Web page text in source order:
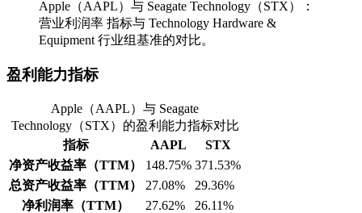
Apple（AAPL）与 Seagate Technology（STX）：
营业利润率 指标与 Technology Hardware &
Equipment 行业组基准的对比。
盈利能力指标
Apple（AAPL）与 Seagate
Technology（STX）的盈利能力指标对比
指标
AAPL
STX
净资产收益率（TTM）
148.75% 371.53%
总资产收益率（TTM）
27.08%
29.36%
净利润率（TTM）
27.62%
26.11%